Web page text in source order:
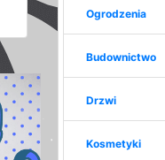
Ogrodzenia
Budownictwo
Drzwi
Kosmetyki